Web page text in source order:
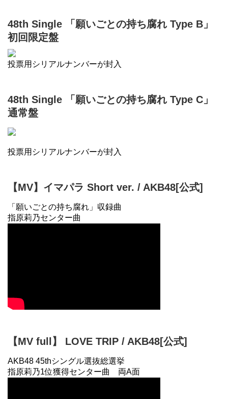
48th Single 「願いごとの持ち腐れ Type B」
初回限定盤
投票用シリアルナンバーが封入
48th Single 「願いごとの持ち腐れ Type C」
通常盤
投票用シリアルナンバーが封入
【MV】イマパラ Short ver. / AKB48[公式]
「願いごとの持ち腐れ」収録曲
指原莉乃センター曲
【MV full】 LOVE TRIP / AKB48[公式]
AKB48 45thシングル選抜総選挙
指原莉乃1位獲得センター曲 両A面